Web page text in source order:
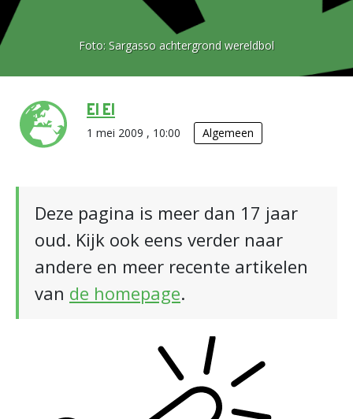
Foto: Sargasso achtergrond wereldbol
El El
1 mei 2009 , 10:00 Algemeen
Deze pagina is meer dan 17 jaar
oud. Kijk ook eens verder naar
andere en meer recente artikelen
van de homepage.